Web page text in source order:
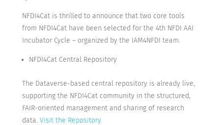
NFDI4Cat is thrilled to announce that two core tools
from NFDI4Cat have been selected for the 4th NFDI AAI
Incubator Cycle – organized by the IAM4NFDI team.
NFDI4Cat Central Repository
The Dataverse-based central repository is already live,
supporting the NFDI4Cat community in the structured,
FAIR-oriented management and sharing of research
data. Visit the Repository